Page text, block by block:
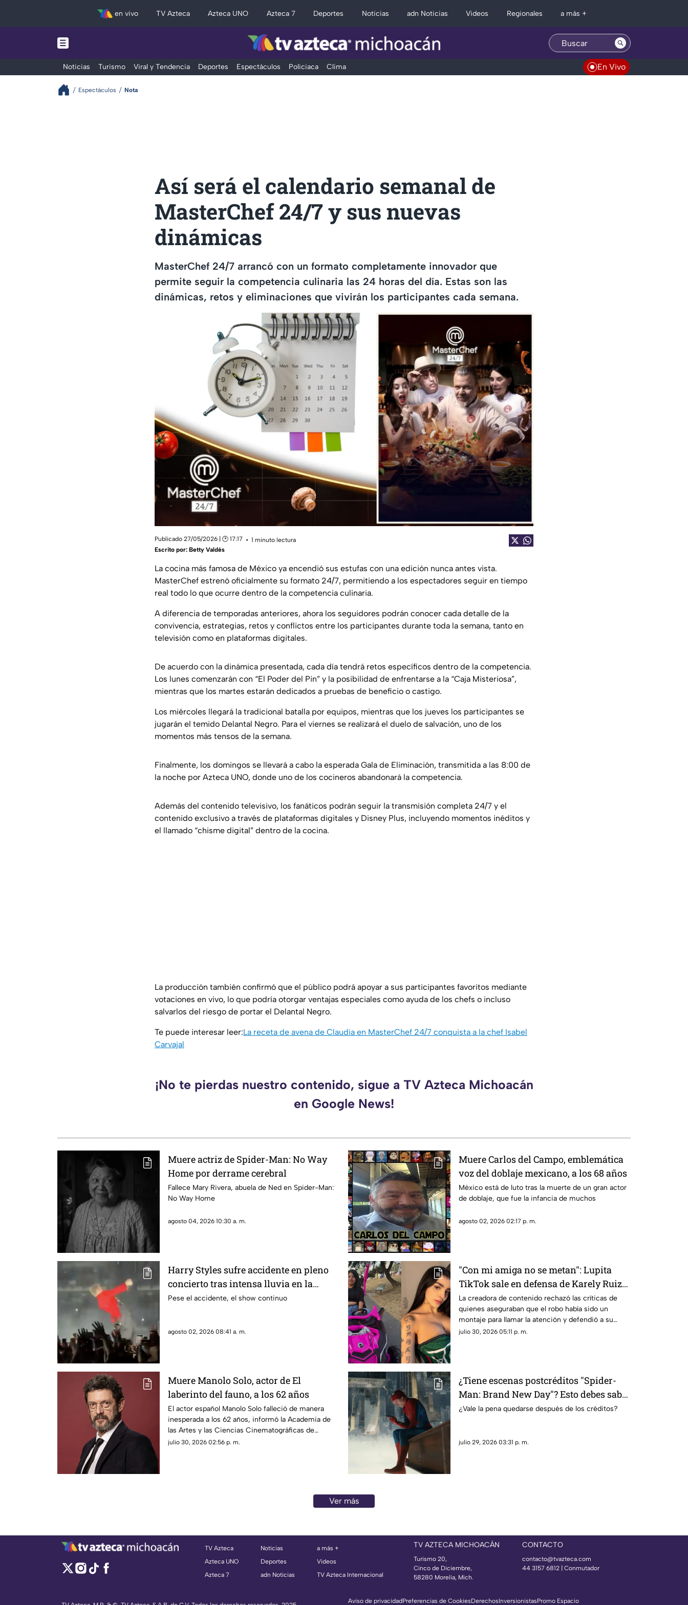
en vivo TV Azteca Azteca UNO Azteca 7 Deportes Noticias adn Noticias Videos Regionales a más +
Noticias Turismo Viral y Tendencia Deportes Espectáculos Policiaca Clima En Vivo
Espectáculos Nota
Así será el calendario semanal de
MasterChef 24/7 y sus nuevas
dinámicas
MasterChef 24/7 arrancó con un formato completamente innovador que
permite seguir la competencia culinaria las 24 horas del día. Estas son las
dinámicas, retos y eliminaciones que vivirán los participantes cada semana.
Publicado 27/05/2026 | 🕑 17:17
1 minuto lectura
Escrito por: Betty Valdés
La cocina más famosa de México ya encendió sus estufas con una edición nunca antes vista.
MasterChef estrenó oficialmente su formato 24/7, permitiendo a los espectadores seguir en tiempo
real todo lo que ocurre dentro de la competencia culinaria.
A diferencia de temporadas anteriores, ahora los seguidores podrán conocer cada detalle de la
convivencia, estrategias, retos y conflictos entre los participantes durante toda la semana, tanto en
televisión como en plataformas digitales.
De acuerdo con la dinámica presentada, cada día tendrá retos específicos dentro de la competencia.
Los lunes comenzarán con “El Poder del Pin” y la posibilidad de enfrentarse a la “Caja Misteriosa”,
mientras que los martes estarán dedicados a pruebas de beneficio o castigo.
Los miércoles llegará la tradicional batalla por equipos, mientras que los jueves los participantes se
jugarán el temido Delantal Negro. Para el viernes se realizará el duelo de salvación, uno de los
momentos más tensos de la semana.
Finalmente, los domingos se llevará a cabo la esperada Gala de Eliminación, transmitida a las 8:00 de
la noche por Azteca UNO, donde uno de los cocineros abandonará la competencia.
Además del contenido televisivo, los fanáticos podrán seguir la transmisión completa 24/7 y el
contenido exclusivo a través de plataformas digitales y Disney Plus, incluyendo momentos inéditos y
el llamado “chisme digital” dentro de la cocina.
La producción también confirmó que el público podrá apoyar a sus participantes favoritos mediante
votaciones en vivo, lo que podría otorgar ventajas especiales como ayuda de los chefs o incluso
salvarlos del riesgo de portar el Delantal Negro.
Te puede interesar leer:La receta de avena de Claudia en MasterChef 24/7 conquista a la chef Isabel
Carvajal
¡No te pierdas nuestro contenido, sigue a TV Azteca Michoacán
en Google News!
Muere actriz de Spider-Man: No Way
Home por derrame cerebral
Fallece Mary Rivera, abuela de Ned en Spider-Man:
No Way Home
agosto 04, 2026 10:30 a. m.
Muere Carlos del Campo, emblemática
voz del doblaje mexicano, a los 68 años
México está de luto tras la muerte de un gran actor
de doblaje, que fue la infancia de muchos
agosto 02, 2026 02:17 p. m.
Harry Styles sufre accidente en pleno
concierto tras intensa lluvia en la
CDMX
Pese el accidente, el show continuo
agosto 02, 2026 08:41 a. m.
"Con mi amiga no se metan": Lupita
TikTok sale en defensa de Karely Ruiz
tras robo
La creadora de contenido rechazó las críticas de
quienes aseguraban que el robo había sido un
montaje para llamar la atención y defendió a su
amiga.
julio 30, 2026 05:11 p. m.
Muere Manolo Solo, actor de El
laberinto del fauno, a los 62 años
El actor español Manolo Solo falleció de manera
inesperada a los 62 años, informó la Academia de
las Artes y las Ciencias Cinematográficas de
España, que lamentó la pérdida de uno de los
julio 30, 2026 02:56 p. m.
¿Tiene escenas postcréditos "Spider-
Man: Brand New Day"? Esto debes saber
antes de salir del cine
¿Vale la pena quedarse después de los créditos?
julio 29, 2026 03:31 p. m.
Ver más
TV Azteca
Azteca UNO
Azteca 7
Noticias
Deportes
adn Noticias
a más +
Videos
TV Azteca Internacional
TV AZTECA MICHOACÁN
Turismo 20,
Cinco de Diciembre,
58280 Morelia, Mich.
CONTACTO
contacto@tvazteca.com
44 3157 6812 | Conmutador
Aviso de privacidadPreferencias de CookiesDerechosInversionistasPromo Espacio